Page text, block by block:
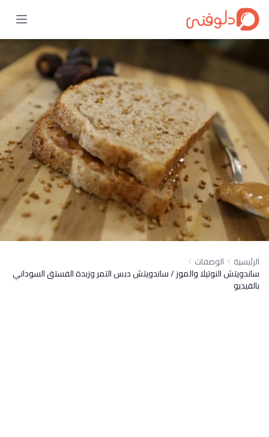
الرئيسية الوصفات
ساندويتش النوتيلا والموز / ساندويتش دبس التمر وزبدة الفستق السوداني
بالفيديو